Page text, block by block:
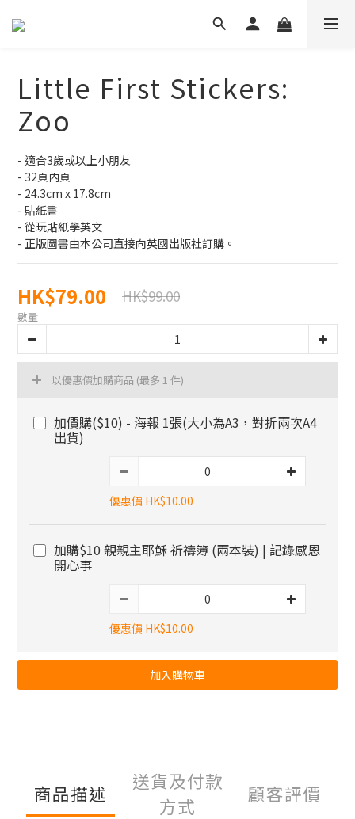
Little First Stickers:
Zoo
- 適合3歲或以上小朋友
- 32頁內頁
- 24.3cm x 17.8cm
- 貼紙書
- 從玩貼紙學英文
- 正版圖書由本公司直接向英國出版社訂購。
HK$79.00 HK$99.00
數量
以優惠價加購商品 (最多 1 件)
加價購($10) - 海報 1張(大小為A3，對折兩次A4
出貨)
優惠價 HK$10.00
加購$10 親親主耶穌 祈禱簿 (兩本裝) | 記錄感恩
開心事
優惠價 HK$10.00
加入購物車
商品描述
送貨及付款
方式
顧客評價